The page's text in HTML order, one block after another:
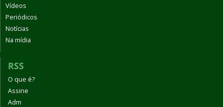
Vídeos
Periódicos
Notícias
Na mídia
RSS
O que é?
Assine
Adm